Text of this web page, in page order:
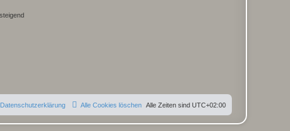
Alle Zeiten sind UTC+02:00
Alle Cookies löschen
Datenschutzerklärung